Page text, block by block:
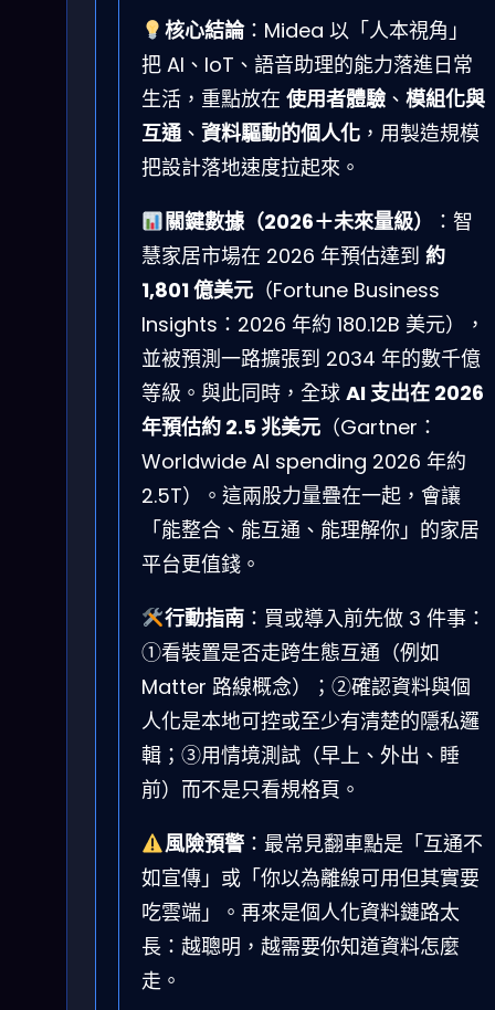
核心結論：Midea 以「人本視角」
把 AI、IoT、語音助理的能力落進日常
生活，重點放在 使用者體驗 、 模組化與
互通、 資料驅動的個人化 ，用製造規模
把設計落地速度拉起來。
關鍵數據（2026＋未來量級）
：智
慧家居市場在 2026 年預估達到 約
1,801 億美元 （Fortune Business
Insights：2026 年約 180.12B 美元），
並被預測一路擴張到 2034 年的數千億
等級。與此同時，全球 AI 支出在 2026
年預估約 2.5 兆美元 （Gartner：
Worldwide AI spending 2026 年約
2.5T）。這兩股力量疊在一起，會讓
「能整合、能互通、能理解你」的家居
平台更值錢。
行動指南：買或導入前先做 3 件事：
①看裝置是否走跨生態互通（例如
Matter 路線概念）；②確認資料與個
人化是本地可控或至少有清楚的隱私邏
輯；③用情境測試（早上、外出、睡
前）而不是只看規格頁。
風險預警：最常見翻車點是「互通不
如宣傳」或「你以為離線可用但其實要
吃雲端」。再來是個人化資料鏈路太
長：越聰明，越需要你知道資料怎麼
走。